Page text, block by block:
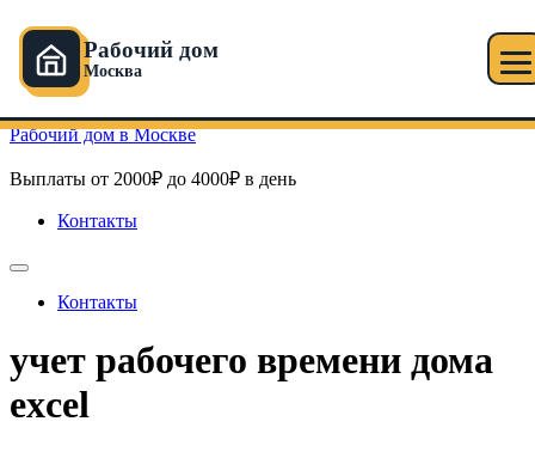
Рабочий дом
Москва
Перейти к содержимому
Рабочий дом в Москве
Выплаты от 2000₽ до 4000₽ в день
Контакты
Контакты
учет рабочего времени дома
excel